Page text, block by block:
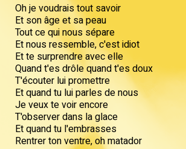
Oh je voudrais tout savoir
Et son âge et sa peau
Tout ce qui nous sépare
Et nous ressemble, c'est idiot
Et te surprendre avec elle
Quand t'es drôle quand t'es doux
T'écouter lui promettre
Et quand tu lui parles de nous
Je veux te voir encore
T'observer dans la glace
Et quand tu l'embrasses
Rentrer ton ventre, oh matador